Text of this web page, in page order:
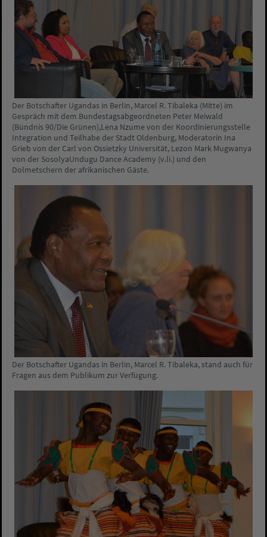
Der Botschafter Ugandas in Berlin, Marcel R. Tibaleka (Mitte) im
Gespräch mit dem Bundestagsabgeordneten Peter Meiwald
(Bündnis 90/Die Grünen),Lena Nzume von der Koordinierungsstelle
Integration und Teilhabe der Stadt Oldenburg, Moderatorin Ina
Grieb von der Carl von Ossietzky Universität, Lezon Mark Mugwanya
von der SosolyaUndugu Dance Academy (v.li.) und den
Dolmetschern der afrikanischen Gäste.
Der Botschafter Ugandas in Berlin, Marcel R. Tibaleka, stand auch für
Fragen aus dem Publikum zur Verfügung.